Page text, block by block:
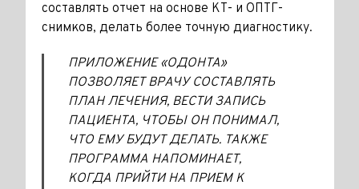
составлять отчет на ос­нове КТ- и ОПТГ-
снимков, делать более точную диагностику.
ПРИЛОЖЕНИЕ «ОДОНТА»
ПОЗВОЛЯЕТ ВРАЧУ СОСТАВЛЯТЬ
ПЛАН ЛЕЧЕНИЯ, ВЕСТИ ЗАПИСЬ
ПАЦИЕНТА, ЧТОБЫ ОН ПОНИМАЛ,
ЧТО ЕМУ БУДУТ ДЕЛАТЬ. ТАКЖЕ
ПРОГРАММА НАПОМИНАЕТ,
КОГДА ПРИЙТИ НА ПРИЕМ К